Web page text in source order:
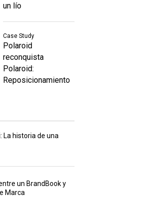
un lío
Case Study
Polaroid
reconquista
Polaroid:
Reposicionamiento
La historia de una
un BrandBook y
Marca